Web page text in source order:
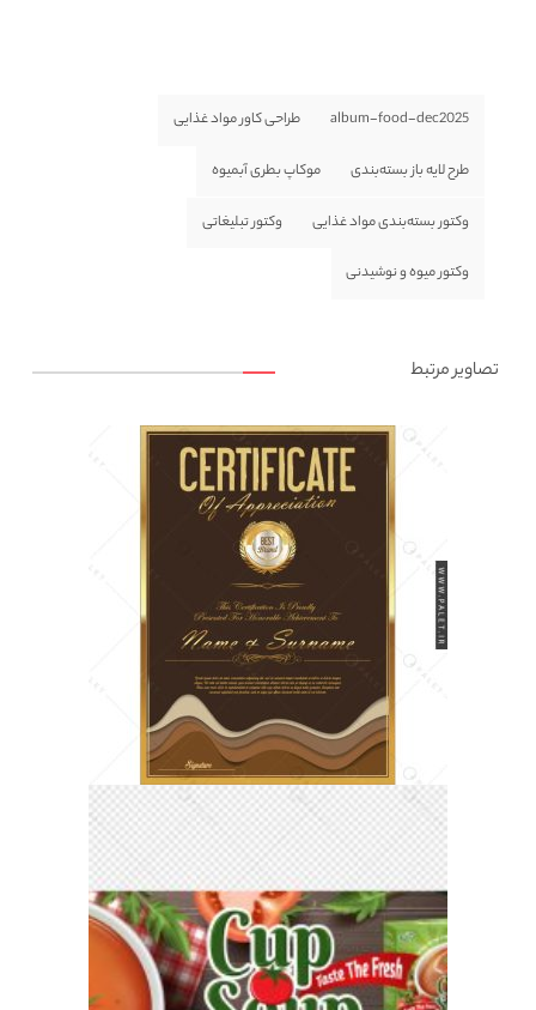
album-food-dec2025 طراحی کاور مواد غذایی
طرح لایه باز بسته‌بندی موکاپ بطری آبمیوه
وکتور بسته‌بندی مواد غذایی وکتور تبلیغاتی
وکتور میوه و نوشیدنی
تصاویر مرتبط